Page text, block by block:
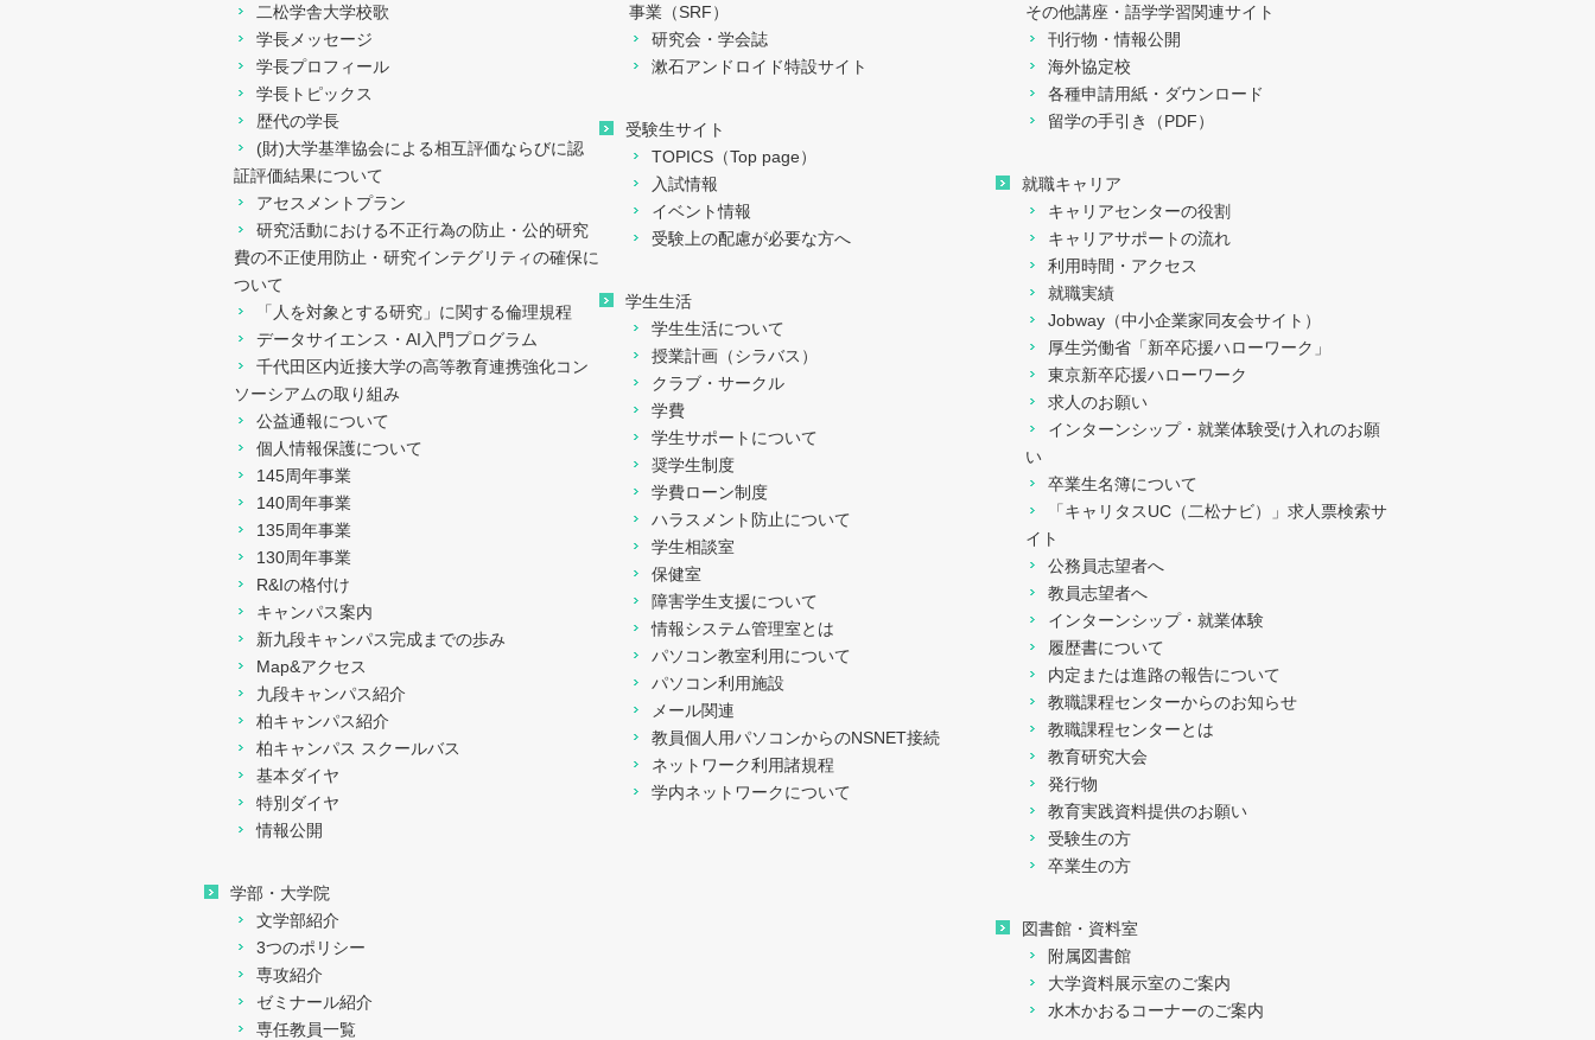
二松学舎大学校歌
学長メッセージ
学長プロフィール
学長トピックス
歴代の学長
(財)大学基準協会による相互評価ならびに認
証評価結果について
アセスメントプラン
研究活動における不正行為の防止・公的研究
費の不正使用防止・研究インテグリティの確保に
ついて
「人を対象とする研究」に関する倫理規程
データサイエンス・AI入門プログラム
千代田区内近接大学の高等教育連携強化コン
ソーシアムの取り組み
公益通報について
個人情報保護について
145周年事業
140周年事業
135周年事業
130周年事業
R&Iの格付け
キャンパス案内
新九段キャンパス完成までの歩み
Map&アクセス
九段キャンパス紹介
柏キャンパス紹介
柏キャンパス スクールバス
基本ダイヤ
特別ダイヤ
情報公開
学部・大学院
文学部紹介
3つのポリシー
専攻紹介
ゼミナール紹介
専任教員一覧
事業（SRF）
研究会・学会誌
漱石アンドロイド特設サイト
受験生サイト
TOPICS（Top page）
入試情報
イベント情報
受験上の配慮が必要な方へ
学生生活
学生生活について
授業計画（シラバス）
クラブ・サークル
学費
学生サポートについて
奨学生制度
学費ローン制度
ハラスメント防止について
学生相談室
保健室
障害学生支援について
情報システム管理室とは
パソコン教室利用について
パソコン利用施設
メール関連
教員個人用パソコンからのNSNET接続
ネットワーク利用諸規程
学内ネットワークについて
その他講座・語学学習関連サイト
刊行物・情報公開
海外協定校
各種申請用紙・ダウンロード
留学の手引き（PDF）
就職キャリア
キャリアセンターの役割
キャリアサポートの流れ
利用時間・アクセス
就職実績
Jobway（中小企業家同友会サイト）
厚生労働省「新卒応援ハローワーク」
東京新卒応援ハローワーク
求人のお願い
インターンシップ・就業体験受け入れのお願
い
卒業生名簿について
「キャリタスUC（二松ナビ）」求人票検索サ
イト
公務員志望者へ
教員志望者へ
インターンシップ・就業体験
履歴書について
内定または進路の報告について
教職課程センターからのお知らせ
教職課程センターとは
教育研究大会
発行物
教育実践資料提供のお願い
受験生の方
卒業生の方
図書館・資料室
附属図書館
大学資料展示室のご案内
水木かおるコーナーのご案内